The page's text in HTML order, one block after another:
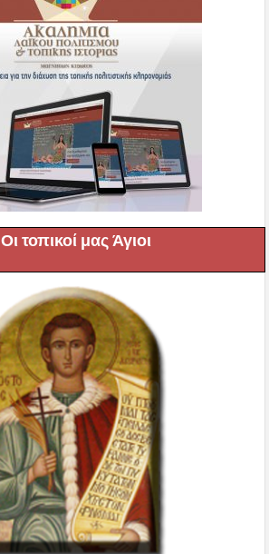
Οι τοπικοί μας Άγιοι